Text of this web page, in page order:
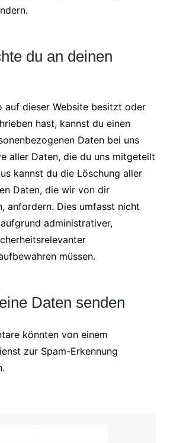
du an deinen
auf dieser Website besitzt oder
hast, kannst du einen
Daten bei uns
aller Daten, die du uns mitgeteilt
kannst du die Löschung aller
Daten, die wir von dir
anfordern. Dies umfasst nicht
administrativer,
müssen.
Daten senden
könnten von einem
zur Spam-Erkennung